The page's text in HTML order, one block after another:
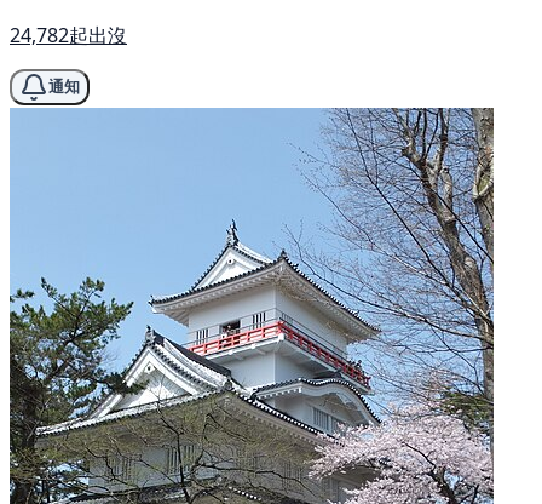
24,782起出沒
通知